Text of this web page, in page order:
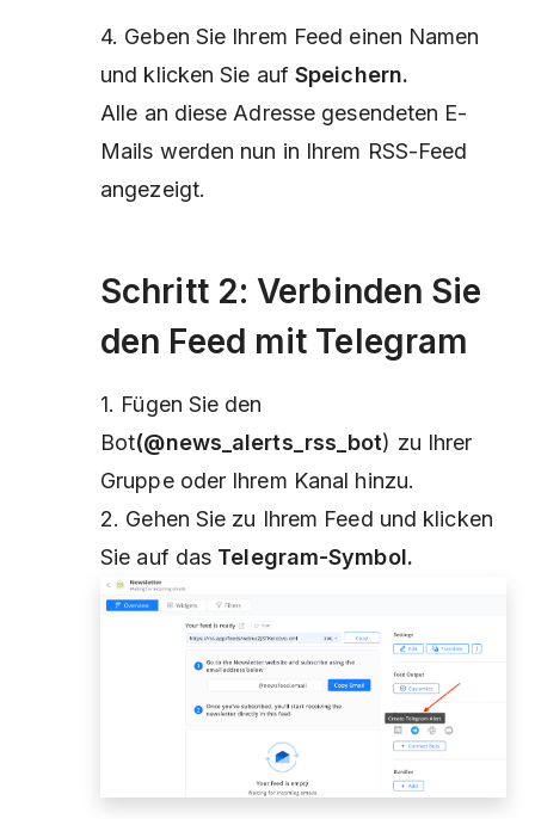
4. Geben Sie Ihrem Feed einen Namen
und klicken Sie aufSpeichern.
Alle an diese Adresse gesendeten E-
Mails werden nun in Ihrem RSS-Feed
angezeigt.
Schritt 2: Verbinden Sie
den Feed mit Telegram
1. Fügen Sie den
Bot(@news_alerts_rss_bot) zu Ihrer
Gruppe oder Ihrem Kanal hinzu.
2. Gehen Sie zu Ihrem Feed und klicken
Sie auf das Telegram-Symbol.